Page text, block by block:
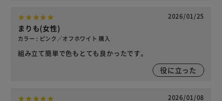
2026/01/25
まりも(女性)
カラー : ピンク／オフホワイト 購入
組み立て簡単で色もとても良かったです。
役に立った
2026/01/08